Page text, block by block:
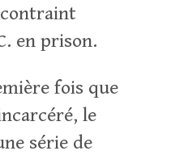
en prison.
fois que
le
série de